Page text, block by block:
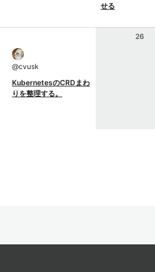
せる
@cvusk
KubernetesのCRDまわ
りを整理する。
26